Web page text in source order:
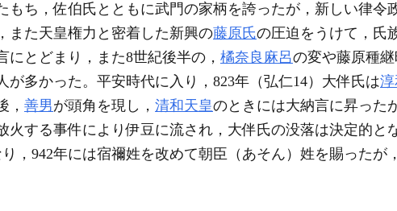
ち，佐伯氏とともに武門の家柄を誇ったが，新しい律令
また天皇権力と密着した新興の藤原氏の圧迫をうけて，氏
にとどまり，また8世紀後半の， 橘奈良麻呂の変や藤原種
が多かった。平安時代に入り，823年（弘仁14）大伴氏は
， 善男が頭角を現し， 清和天皇のときには大納言に昇った
火する事件により伊豆に流され，大伴氏の没落は決定的と
り，942年には宿禰姓を改めて朝臣（あそん）姓を賜ったが